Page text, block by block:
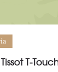
T-